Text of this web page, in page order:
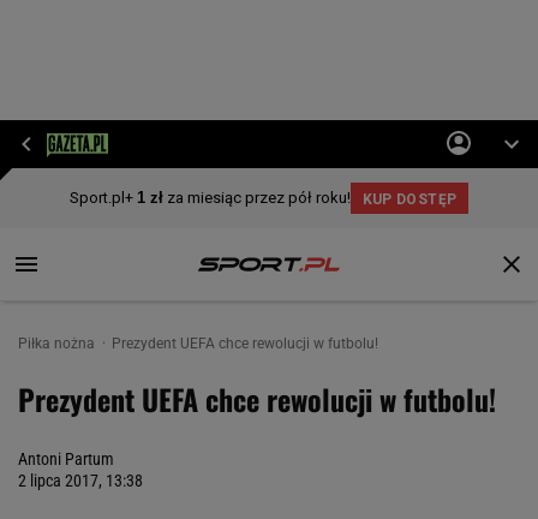
Piłka nożna Prezydent UEFA chce rewolucji w futbolu!
Prezydent UEFA chce rewolucji w futbolu!
Antoni Partum
2 lipca 2017, 13:38